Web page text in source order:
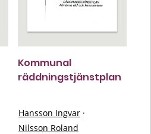
Kommunal
räddningstjänstplan
Hansson Ingvar ·
Nilsson Roland